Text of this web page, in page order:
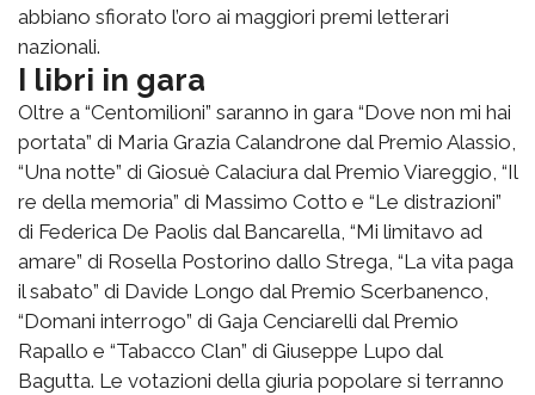
abbiano sfiorato l’oro ai maggiori premi letterari
nazionali.
I libri in gara
Oltre a “Centomilioni” saranno in gara “Dove non mi hai
portata” di Maria Grazia Calandrone dal Premio Alassio,
“Una notte” di Giosuè Calaciura dal Premio Viareggio, “Il
re della memoria” di Massimo Cotto e “Le distrazioni”
di Federica De Paolis dal Bancarella, “Mi limitavo ad
amare” di Rosella Postorino dallo Strega, “La vita paga
il sabato” di Davide Longo dal Premio Scerbanenco,
“Domani interrogo” di Gaja Cenciarelli dal Premio
Rapallo e “Tabacco Clan” di Giuseppe Lupo dal
Bagutta. Le votazioni della giuria popolare si terranno